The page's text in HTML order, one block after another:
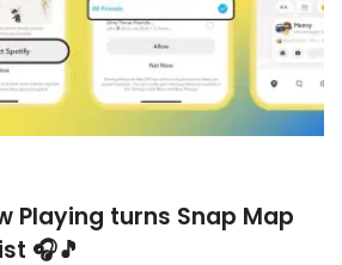
Playing turns Snap Map
🎧🎵